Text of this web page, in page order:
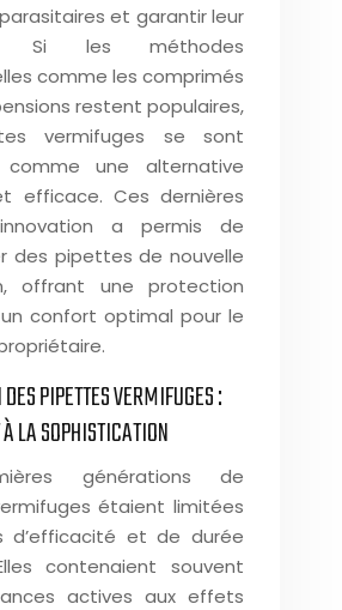
et garantir leur
Si les méthodes
comme les comprimés
restent populaires,
vermifuges se sont
comme une alternative
efficace. Ces dernières
a permis de
des pipettes de nouvelle
offrant une protection
confort optimal pour le
PIPETTES VERMIFUGES :
LA SOPHISTICATION
générations de
étaient limitées
d’efficacité et de durée
contenaient souvent
actives aux effets